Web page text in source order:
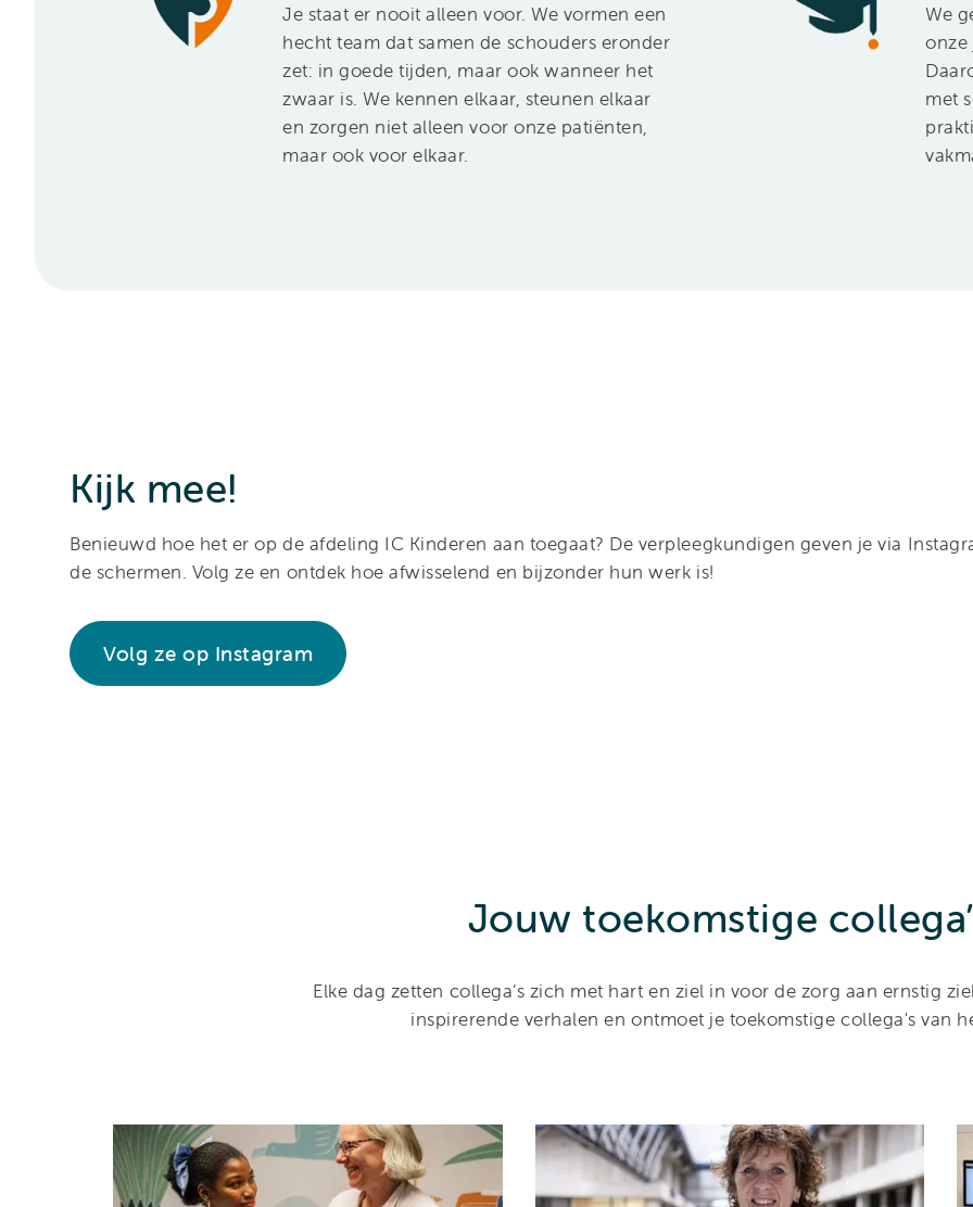
Je staat er nooit alleen voor. We vormen een
hecht team dat samen de schouders eronder
zet: in goede tijden, maar ook wanneer het
zwaar is. We kennen elkaar, steunen elkaar
en zorgen niet alleen voor onze patiënten,
maar ook voor elkaar.
We
onze
met
Kijk mee!
Benieuwd hoe het er op de afdeling IC Kinderen aan toegaat? De verpleegkundigen geven je via
de schermen. Volg ze en ontdek hoe afwisselend en bijzonder hun werk is!
Volg ze op Instagram
Jouw toekomstige
Elke dag zetten collega’s zich met hart en ziel in voor de zorg aan ernstig
inspirerende verhalen en ontmoet je toekomstige collega's van